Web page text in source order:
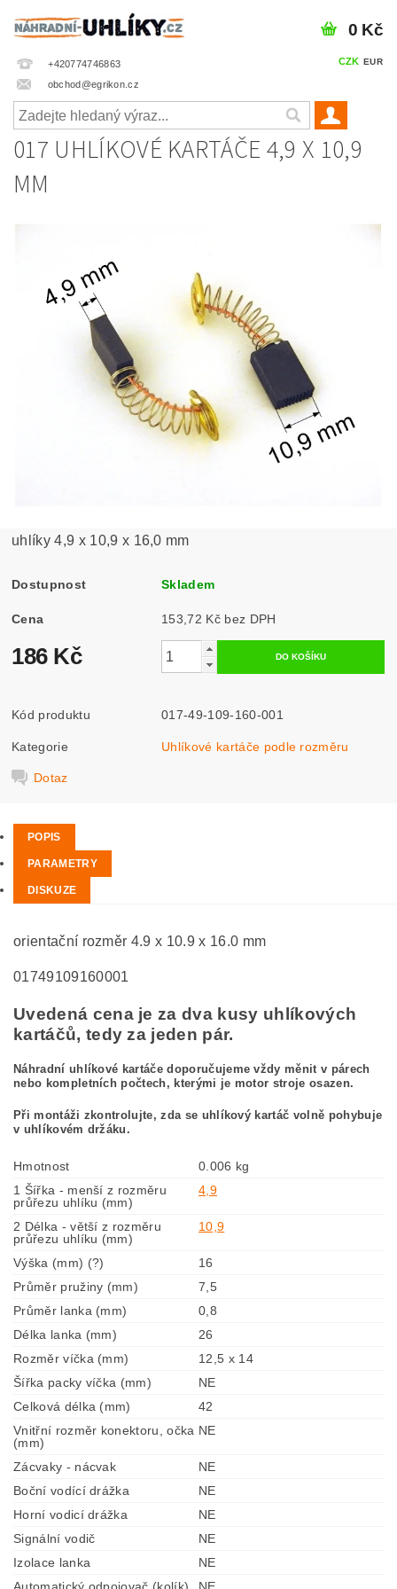
+420774746863
obchod@egrikon.cz
CZK EUR
0 Kč
017 UHLÍKOVÉ KARTÁČE 4,9 X 10,9
MM
uhlíky 4,9 x 10,9 x 16,0 mm
Dostupnost Skladem
Cena 153,72 Kč bez DPH
186 Kč
Kód produktu 017-49-109-160-001
Kategorie Uhlíkové kartáče podle rozměru
Dotaz
POPIS
PARAMETRY
DISKUZE
orientační rozměr 4.9 x 10.9 x 16.0 mm
01749109160001
Uvedená cena je za dva kusy uhlíkových
kartáčů, tedy za jeden pár.
Náhradní uhlíkové kartáče doporučujeme vždy měnit v párech
nebo kompletních počtech, kterými je motor stroje osazen.
Při montáži zkontrolujte, zda se uhlíkový kartáč volně pohybuje
v uhlíkovém držáku.
Hmotnost
0.006 kg
1 Šířka - menší z rozměru
průřezu uhlíku (mm)
4,9
2 Délka - větší z rozměru
průřezu uhlíku (mm)
10,9
Výška (mm) (?)
16
Průměr pružiny (mm)
7,5
Průměr lanka (mm)
0,8
Délka lanka (mm)
26
Rozměr víčka (mm)
12,5 x 14
Šířka packy víčka (mm)
NE
Celková délka (mm)
42
Vnitřní rozměr konektoru, očka
(mm)
NE
Zácvaky - nácvak
NE
Boční vodící drážka
NE
Horní vodicí drážka
NE
Signální vodič
NE
Izolace lanka
NE